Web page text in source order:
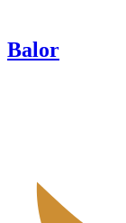
Balor